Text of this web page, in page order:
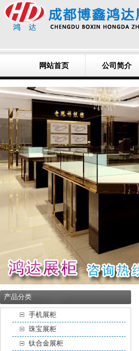
网站首页 公司简介
产品分类
手机展柜
珠宝展柜
钛合金展柜